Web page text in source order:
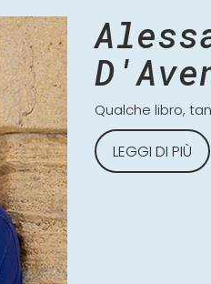
Qualche libro,
LEGGI DI PIÙ